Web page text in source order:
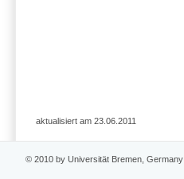
aktualisiert am 23.06.2011
© 2010 by Universität Bremen, Germany